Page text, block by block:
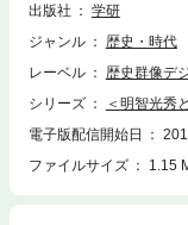
出版社
学研
ジャンル
歴史・時代
レーベル
歴史群像デ
シリーズ
＜明智光秀
電子版配信開始日
ファイルサイズ
1.15